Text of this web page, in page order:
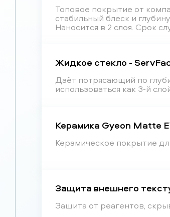
Топовое покрытие от
стабильный блеск и
Наносится в 2 слоя. Срок
Жидкое стекло -
Даёт потрясающий по
использоваться как 3-й
Керамика Gyeon Matte
Керамическое покрытие
Защита внешнего
Защита от реагентов,